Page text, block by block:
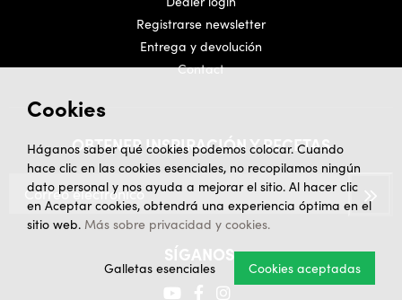
Cookies
Háganos saber qué cookies podemos colocar. Cuando
hace clic en las cookies esenciales, no recopilamos ningún
dato personal y nos ayuda a mejorar el sitio. Al hacer clic
en Aceptar cookies, obtendrá una experiencia óptima en el
sitio web. Más sobre privacidad y cookies.
Cookies aceptadas
Galletas esenciales
Registrarse newsletter
Entrega y devolución
Contact
OBTENER INSPIRACIÓN Y RECETAS
SÍGANOS.